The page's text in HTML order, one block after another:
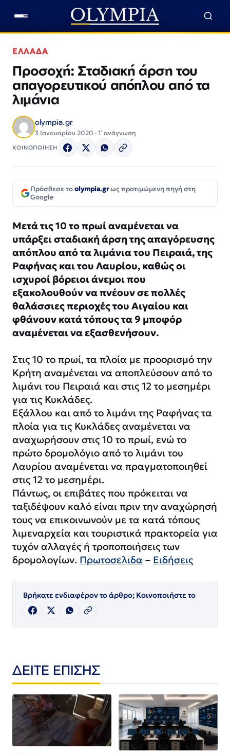
ΕΛΛΑΔΑ
Προσοχή: Σταδιακή άρση του
απαγορευτικού απόπλου από τα
λιμάνια
olympia.gr
3 Ιανουαρίου 2020 · 1΄ ανάγνωση
ΚΟΙΝΟΠΟΙΗΣΗ
Πρόσθεσε τοolympia.grως προτιμώμενη πηγή στη
Google
Μετά τις 10 το πρωί αναμένεται να
υπάρξει σταδιακή άρση της απαγόρευσης
απόπλου από τα λιμάνια του Πειραιά, της
Ραφήνας και του Λαυρίου, καθώς οι
ισχυροί βόρειοι άνεμοι που
εξακολουθούν να πνέουν σε πολλές
θαλάσσιες περιοχές του Αιγαίου και
φθάνουν κατά τόπους τα 9 μποφόρ
αναμένεται να εξασθενήσουν.
Στις 10 το πρωί, τα πλοία με προορισμό την
Κρήτη αναμένεται να αποπλεύσουν από το
λιμάνι του Πειραιά και στις 12 το μεσημέρι
για τις Κυκλάδες.
Εξάλλου και από το λιμάνι της Ραφήνας τα
πλοία για τις Κυκλάδες αναμένεται να
αναχωρήσουν στις 10 το πρωί, ενώ το
πρώτο δρομολόγιο από το λιμάνι του
Λαυρίου αναμένεται να πραγματοποιηθεί
στις 12 το μεσημέρι.
Πάντως, οι επιβάτες που πρόκειται να
ταξιδέψουν καλό είναι πριν την αναχώρησή
τους να επικοινωνούν με τα κατά τόπους
λιμεναρχεία και τουριστικά πρακτορεία για
τυχόν αλλαγές ή τροποποιήσεις των
δρομολογίων. Πρωτοσελιδα – Ειδήσεις
Βρήκατε ενδιαφέρον το άρθρο; Κοινοποιήστε το
ΔΕΙΤΕ ΕΠΙΣΗΣ